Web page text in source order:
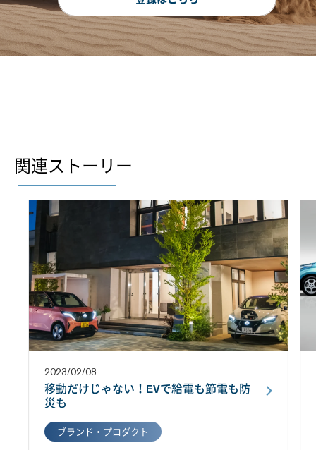
関連ストーリー
2023/02/08
移動だけじゃない！EVで給電も節電も防
災も
ブランド・プロダクト